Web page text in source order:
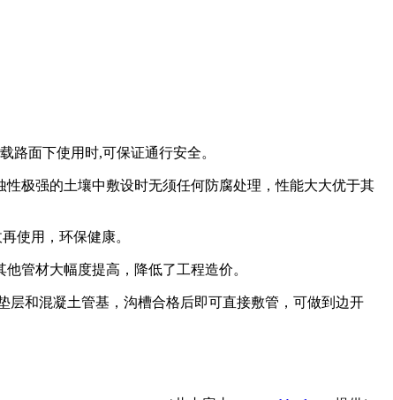
路面下使用时,可保证通行安全。
极强的土壤中敷设时无须任何防腐处理，性能大大优于其
使用，环保健康。
管材大幅度提高，降低了工程造价。
层和混凝土管基，沟槽合格后即可直接敷管，可做到边开